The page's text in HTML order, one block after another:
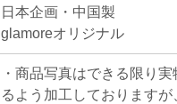
日本企画・中国製
glamoreオリジナル
・商品写真はできる限り
るよう加工しております